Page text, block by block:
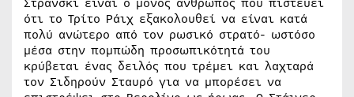
ότι το Τρίτο Ράιχ εξακολουθεί να είναι κατά
πολύ ανώτερο από τον ρωσικό στρατό- ωστόσο
μέσα στην πομπώδη προσωπικότητά του
κρύβεται ένας δειλός που τρέμει και λαχταρά
τον Σιδηρούν Σταυρό για να μπορέσει να